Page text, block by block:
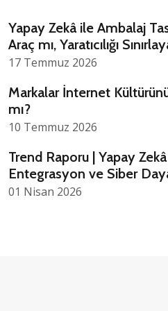
Yapay Zekâ ile Ambalaj
Araç mı, Yaratıcılığı
17 Temmuz 2026
Markalar İnternet
mı?
10 Temmuz 2026
Trend Raporu | Yapay
Entegrasyon ve Siber
01 Nisan 2026